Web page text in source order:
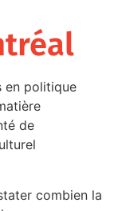
en politique
de
combien la